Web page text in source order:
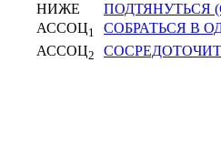
НИЖЕ
ПОДТЯНУТЬСЯ
АССОЦ1
СОБРАТЬСЯ В
АССОЦ2